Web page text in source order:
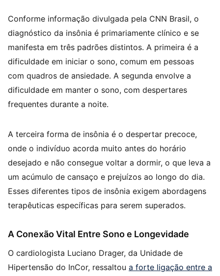
Conforme informação divulgada pela CNN Brasil, o
diagnóstico da insônia é primariamente clínico e se
manifesta em três padrões distintos. A primeira é a
dificuldade em iniciar o sono, comum em pessoas
com quadros de ansiedade. A segunda envolve a
dificuldade em manter o sono, com despertares
frequentes durante a noite.
A terceira forma de insônia é o despertar precoce,
onde o indivíduo acorda muito antes do horário
desejado e não consegue voltar a dormir, o que leva a
um acúmulo de cansaço e prejuízos ao longo do dia.
Esses diferentes tipos de insônia exigem abordagens
terapêuticas específicas para serem superados.
A Conexão Vital Entre Sono e Longevidade
O cardiologista Luciano Drager, da Unidade de
Hipertensão do InCor, ressaltou a forte ligação entre a